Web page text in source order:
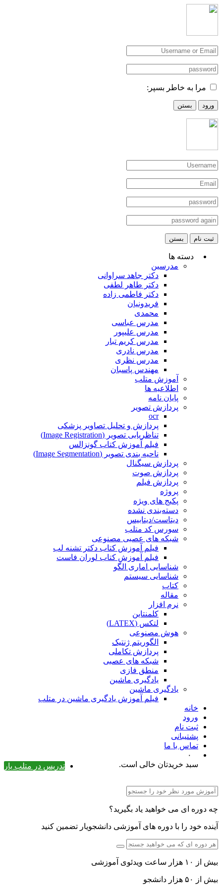
مرا به خاطر بسپر:
ورود بستن
ثبت نام بستن
دسته ها
مدرسین
دکتر جاهد سراوانی
دکتر طاهر لطفی
دکتر فاطمی زاده
فریدونیان
محمدی
مدرس عباسی
مدرس علیپور
مدرس کریم تبار
مدرس نادری
مدرس نظری
مهندس پاسبان
آموزش متلب
اطلاعیه ها
پایان نامه
پردازش تصویر
ocr
پردازش و تحلیل تصاویر پزشکی
تناظریابی تصویر (Image Registration)
فیلم آموزش کتاب گونزالس
ناحیه بندی تصویر (Image Segmentation)
پردازش سیگنال
پردازش صوت
پردازش فیلم
پروژه
پکیج های ویژه
دسته‌بندی نشده
دیتاست/دیتابیس
سورس کد متلب
شبکه های عصبی مصنوعی
فیلم آموزش کتاب دکتر تشنه لب
فیلم آموزش کتاب لوران فاست
شناسایی اماری الگو
شناسایی سیستم
کتاب
مقاله
نرم افزار
کلمنتاین
لتکس (LATEX)
هوش مصنوعی
الگوریتم ژنتیک
پردازش تکاملی
شبکه های عصبی
منطق فازی
یادگیری ماشین
یادگیری ماشین
فیلم آموزش یادگیری ماشین در متلب
خانه
ورود
ثبت نام
پشتیبانی
تماس با ما
۰
تدریس در متلب یار
سبد خریدتان خالی است.
چه دوره ای می خواهید یاد بگیرید؟
آینده خود را با دوره های آموزشی دانشجویار تضمین کنید
بیش از ۱۰ هزار ساعت ویدئوی آموزشی
بیش از ۵۰ هزار دانشجو